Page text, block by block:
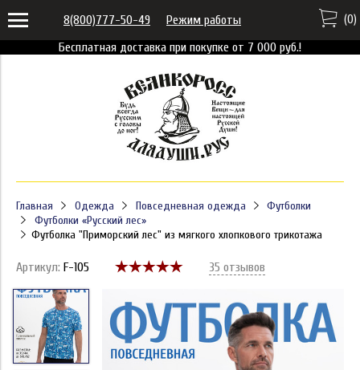
Бесплатная доставка при покупке от 7 000 руб.!
8(800)777-50-49 Режим работы (0)
Главная Одежда Повседневная одежда
Футболки
Футболки «Русский лес»
Футболка "Приморский лес" из мягкого хлопкового трикотажа
Артикул: F-105 35 отзывов